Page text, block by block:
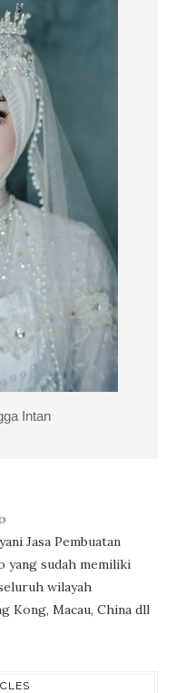
Intan
Jasa Pembuatan
yang sudah memiliki
wilayah
Kong, Macau, China dll